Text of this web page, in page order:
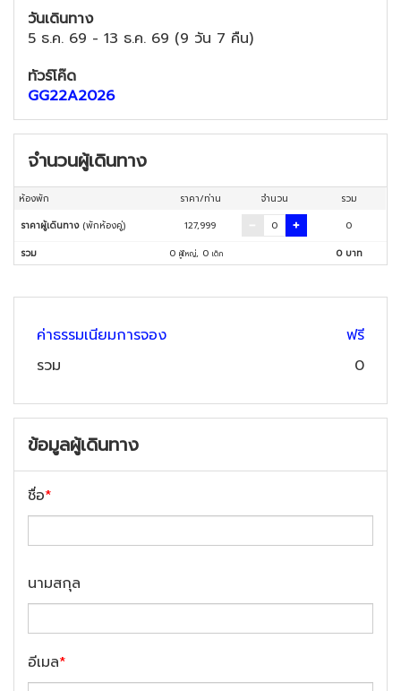
วันเดินทาง
5 ธ.ค. 69 - 13 ธ.ค. 69 (9 วัน 7 คืน)
ทัวร์โค๊ด
GG22A2026
จำนวนผู้เดินทาง
ห้องพัก ราคา/ท่าน จำนวน
รวม
ราคาผู้เดินทาง (พักห้องคู่) 127,999 0
รวม 0 ผู้ใหญ่, 0 เด็ก 0 บาท
ค่าธรรมเนียมการจอง
ฟรี
รวม
0
ข้อมูลผู้เดินทาง
ชื่อ*
นามสกุล
อีเมล*